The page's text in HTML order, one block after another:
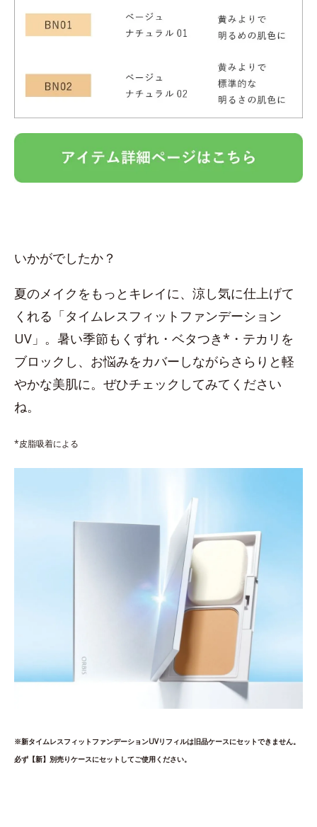
いかがでしたか？
夏のメイクをもっとキレイに、涼し気に仕上げて
くれる「タイムレスフィットファンデーション
UV」。暑い季節もくずれ・ベタつき*・テカリを
ブロックし、お悩みをカバーしながらさらりと軽
やかな美肌に。ぜひチェックしてみてください
ね。
*皮脂吸着による
※新タイムレスフィットファンデーションUVリフィルは旧品ケースにセットできません。
必ず【新】別売りケースにセットしてご使用ください。